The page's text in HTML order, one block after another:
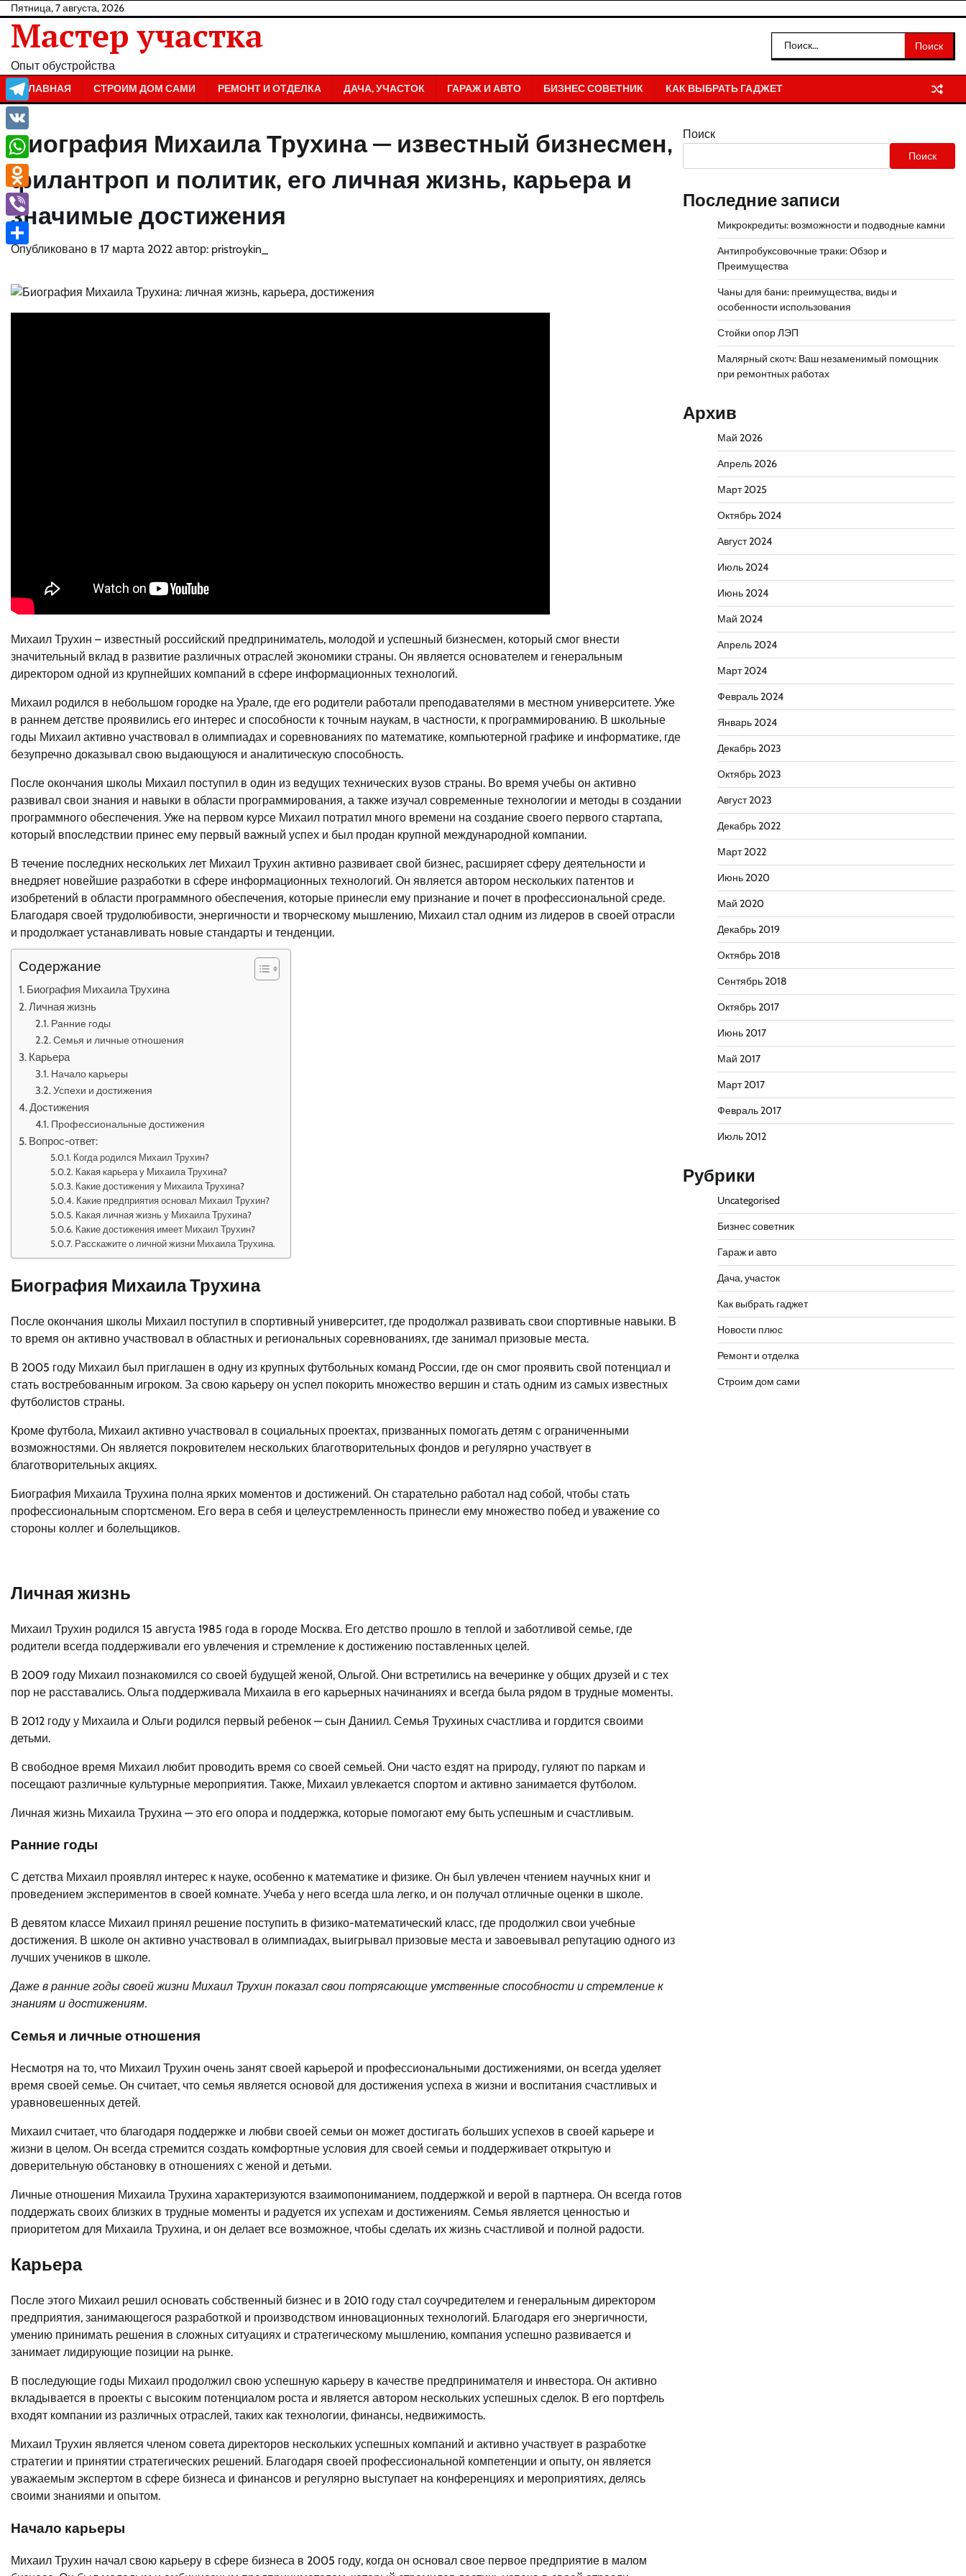
Перейти
содержанию
Пятница, 7 августа, 2026
Мастер участка
Опыт обустройства
Найти:
ГЛАВНАЯ СТРОИМ ДОМ САМИ РЕМОНТ И ОТДЕЛКА ДАЧА, УЧАСТОК ГАРАЖ И АВТО БИЗНЕС СОВЕТНИК КАК ВЫБРАТЬ ГАДЖЕТ
Биография Михаила Трухина — известный бизнесмен,
филантроп и политик, его личная жизнь, карьера и
значимые достижения
Опубликовано в 17 марта 2022 автор: pristroykin_
Михаил Трухин – известный российский предприниматель, молодой и успешный бизнесмен, который смог внести
значительный вклад в развитие различных отраслей экономики страны. Он является основателем и генеральным
директором одной из крупнейших компаний в сфере информационных технологий.
Михаил родился в небольшом городке на Урале, где его родители работали преподавателями в местном университете. Уже
в раннем детстве проявились его интерес и способности к точным наукам, в частности, к программированию. В школьные
годы Михаил активно участвовал в олимпиадах и соревнованиях по математике, компьютерной графике и информатике, где
безупречно доказывал свою выдающуюся и аналитическую способность.
После окончания школы Михаил поступил в один из ведущих технических вузов страны. Во время учебы он активно
развивал свои знания и навыки в области программирования, а также изучал современные технологии и методы в создании
программного обеспечения. Уже на первом курсе Михаил потратил много времени на создание своего первого стартапа,
который впоследствии принес ему первый важный успех и был продан крупной международной компании.
В течение последних нескольких лет Михаил Трухин активно развивает свой бизнес, расширяет сферу деятельности и
внедряет новейшие разработки в сфере информационных технологий. Он является автором нескольких патентов и
изобретений в области программного обеспечения, которые принесли ему признание и почет в профессиональной среде.
Благодаря своей трудолюбивости, энергичности и творческому мышлению, Михаил стал одним из лидеров в своей отрасли
и продолжает устанавливать новые стандарты и тенденции.
Содержание
Биография Михаила Трухина
Личная жизнь
Ранние годы
Семья и личные отношения
Карьера
Начало карьеры
Успехи и достижения
Достижения
Профессиональные достижения
Вопрос-ответ:
Когда родился Михаил Трухин?
Какая карьера у Михаила Трухина?
Какие достижения у Михаила Трухина?
Какие предприятия основал Михаил Трухин?
Какая личная жизнь у Михаила Трухина?
Какие достижения имеет Михаил Трухин?
Расскажите о личной жизни Михаила Трухина.
Биография Михаила Трухина
После окончания школы Михаил поступил в спортивный университет, где продолжал развивать свои спортивные навыки. В
то время он активно участвовал в областных и региональных соревнованиях, где занимал призовые места.
В 2005 году Михаил был приглашен в одну из крупных футбольных команд России, где он смог проявить свой потенциал и
стать востребованным игроком. За свою карьеру он успел покорить множество вершин и стать одним из самых известных
футболистов страны.
Кроме футбола, Михаил активно участвовал в социальных проектах, призванных помогать детям с ограниченными
возможностями. Он является покровителем нескольких благотворительных фондов и регулярно участвует в
благотворительных акциях.
Биография Михаила Трухина полна ярких моментов и достижений. Он старательно работал над собой, чтобы стать
профессиональным спортсменом. Его вера в себя и целеустремленность принесли ему множество побед и уважение со
стороны коллег и болельщиков.
Личная жизнь
Михаил Трухин родился 15 августа 1985 года в городе Москва. Его детство прошло в теплой и заботливой семье, где
родители всегда поддерживали его увлечения и стремление к достижению поставленных целей.
В 2009 году Михаил познакомился со своей будущей женой, Ольгой. Они встретились на вечеринке у общих друзей и с тех
пор не расставались. Ольга поддерживала Михаила в его карьерных начинаниях и всегда была рядом в трудные моменты.
В 2012 году у Михаила и Ольги родился первый ребенок — сын Даниил. Семья Трухиных счастлива и гордится своими
детьми.
В свободное время Михаил любит проводить время со своей семьей. Они часто ездят на природу, гуляют по паркам и
посещают различные культурные мероприятия. Также, Михаил увлекается спортом и активно занимается футболом.
Личная жизнь Михаила Трухина — это его опора и поддержка, которые помогают ему быть успешным и счастливым.
Ранние годы
С детства Михаил проявлял интерес к науке, особенно к математике и физике. Он был увлечен чтением научных книг и
проведением экспериментов в своей комнате. Учеба у него всегда шла легко, и он получал отличные оценки в школе.
В девятом классе Михаил принял решение поступить в физико-математический класс, где продолжил свои учебные
достижения. В школе он активно участвовал в олимпиадах, выигрывал призовые места и завоевывал репутацию одного из
лучших учеников в школе.
Даже в ранние годы своей жизни Михаил Трухин показал свои потрясающие умственные способности и стремление к
знаниям и достижениям.
Семья и личные отношения
Несмотря на то, что Михаил Трухин очень занят своей карьерой и профессиональными достижениями, он всегда уделяет
время своей семье. Он считает, что семья является основой для достижения успеха в жизни и воспитания счастливых и
уравновешенных детей.
Михаил считает, что благодаря поддержке и любви своей семьи он может достигать больших успехов в своей карьере и
жизни в целом. Он всегда стремится создать комфортные условия для своей семьи и поддерживает открытую и
доверительную обстановку в отношениях с женой и детьми.
Личные отношения Михаила Трухина характеризуются взаимопониманием, поддержкой и верой в партнера. Он всегда готов
поддержать своих близких в трудные моменты и радуется их успехам и достижениям. Семья является ценностью и
приоритетом для Михаила Трухина, и он делает все возможное, чтобы сделать их жизнь счастливой и полной радости.
Карьера
После этого Михаил решил основать собственный бизнес и в 2010 году стал соучредителем и генеральным директором
предприятия, занимающегося разработкой и производством инновационных технологий. Благодаря его энергичности,
умению принимать решения в сложных ситуациях и стратегическому мышлению, компания успешно развивается и
занимает лидирующие позиции на рынке.
В последующие годы Михаил продолжил свою успешную карьеру в качестве предпринимателя и инвестора. Он активно
вкладывается в проекты с высоким потенциалом роста и является автором нескольких успешных сделок. В его портфель
входят компании из различных отраслей, таких как технологии, финансы, недвижимость.
Михаил Трухин является членом совета директоров нескольких успешных компаний и активно участвует в разработке
стратегии и принятии стратегических решений. Благодаря своей профессиональной компетенции и опыту, он является
уважаемым экспертом в сфере бизнеса и финансов и регулярно выступает на конференциях и мероприятиях, делясь
своими знаниями и опытом.
Начало карьеры
Михаил Трухин начал свою карьеру в сфере бизнеса в 2005 году, когда он основал свое первое предприятие в малом
Поиск
Поиск
Последние записи
Микрокредиты: возможности и подводные камни
Антипробуксовочные траки: Обзор и
Преимущества
Чаны для бани: преимущества, виды и
особенности использования
Стойки опор ЛЭП
Малярный скотч: Ваш незаменимый помощник
при ремонтных работах
Архив
Май 2026
Апрель 2026
Март 2025
Октябрь 2024
Август 2024
Июль 2024
Июнь 2024
Май 2024
Апрель 2024
Март 2024
Февраль 2024
Январь 2024
Декабрь 2023
Октябрь 2023
Август 2023
Декабрь 2022
Март 2022
Июнь 2020
Май 2020
Декабрь 2019
Октябрь 2018
Сентябрь 2018
Октябрь 2017
Июнь 2017
Май 2017
Март 2017
Февраль 2017
Июль 2012
Рубрики
Uncategorised
Бизнес советник
Гараж и авто
Дача, участок
Как выбрать гаджет
Новости плюс
Ремонт и отделка
Строим дом сами
Telegram
VK
WhatsApp
Odnoklassniki
Viber
Отправить